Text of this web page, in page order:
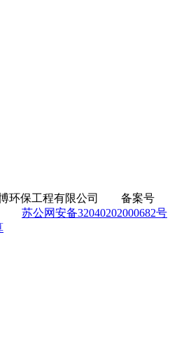
博环保工程有限公司 备案号
苏公网安备32040202000682号